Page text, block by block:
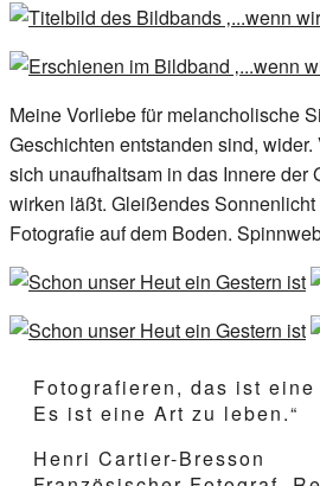
Meine Vorliebe für melancholische
Geschichten entstanden sind,
sich unaufhaltsam in das Innere
wirken läßt. Gleißendes
Fotografie auf dem Boden.
Fotografieren, das ist
Es ist eine Art zu leben.“
Henri Cartier-Bresson